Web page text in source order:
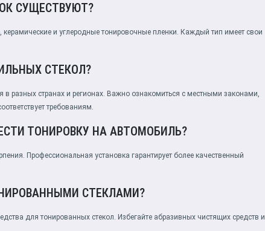
СУЩЕСТВУЮТ?
и углеродные тонировочные пленки. Каждый тип имеет свои
СТЕКОЛ?
в разных странах и регионах. Важно ознакомиться с местными законами,
требованиям.
ТОНИРОВКУ НА АВТОМОБИЛЬ?
Профессиональная установка гарантирует более качественный
СТЕКЛАМИ?
для тонированных стекол. Избегайте абразивных чистящих средств и